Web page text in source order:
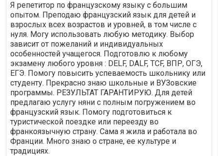
Я репетитор по французскому языку с большим
опытом. Преподаю французский язык для детей и
взрослых всех возрастов и уровней, в том числе с
нуля. Могу использовать любую методику. Выбор
зависит от пожеланий и индивидуальных
особенностей учащегося. Подготовлю к любому
экзамену любого уровня : DELF, DALF, TCF, ВПР, ОГЭ,
ЕГЭ. Помогу повысить успеваемость школьнику или
студенту. Прекрасно знаю школьные и ВУЗовские
программы. РЕЗУЛЬТАТ ГАРАНТИРУЮ. Для детей
предлагаю услугу няни с полным погружением во
французский язык. Помогу подготовиться к
туристической поездке или переезду во
франкоязычную страну. Сама я жила и работала во
Франции. Много знаю о стране, ее культуре и
традициях.